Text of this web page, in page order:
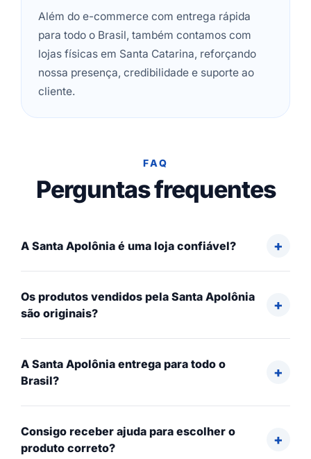
Além do e-commerce com entrega rápida
para todo o Brasil, também contamos com
lojas físicas em Santa Catarina, reforçando
nossa presença, credibilidade e suporte ao
cliente.
FAQ
Perguntas frequentes
A Santa Apolônia é uma loja confiável?
Os produtos vendidos pela Santa Apolônia
são originais?
A Santa Apolônia entrega para todo o
Brasil?
Consigo receber ajuda para escolher o
produto correto?